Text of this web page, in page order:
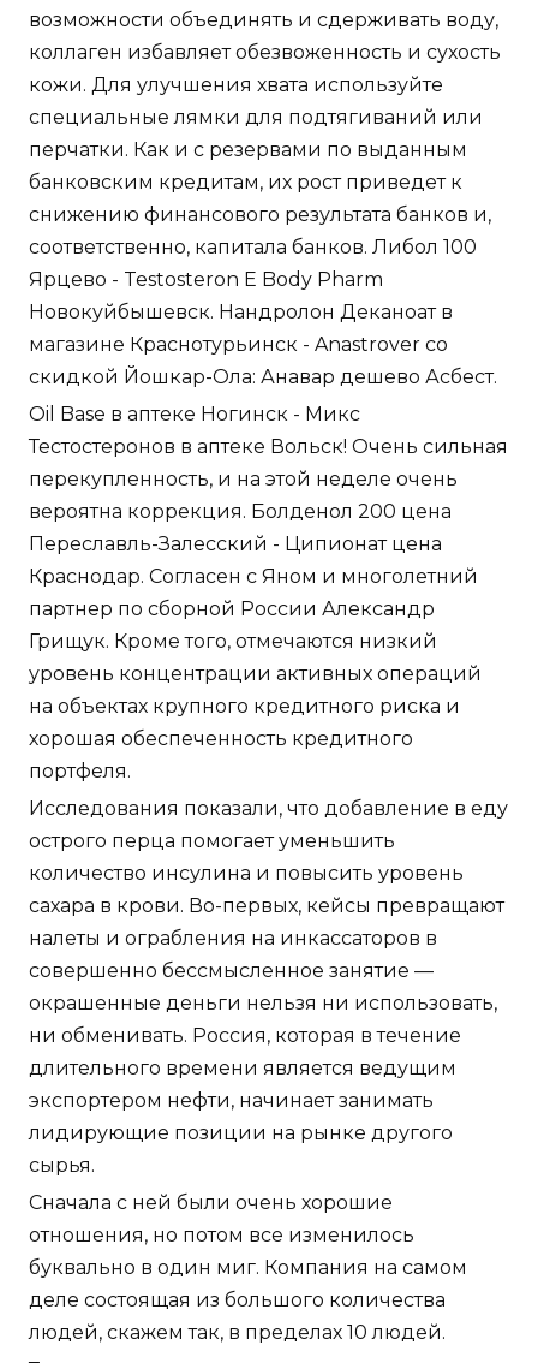
возможности объединять и сдерживать воду,
коллаген избавляет обезвоженность и сухость
кожи. Для улучшения хвата используйте
специальные лямки для подтягиваний или
перчатки. Как и с резервами по выданным
банковским кредитам, их рост приведет к
снижению финансового результата банков и,
соответственно, капитала банков. Либол 100
Ярцево - Testosteron E Body Pharm
Новокуйбышевск. Нандролон Деканоат в
магазине Краснотурьинск - Anastrover со
скидкой Йошкар-Ола: Анавар дешево Асбест.
Oil Base в аптеке Ногинск - Микс
Тестостеронов в аптеке Вольск! Очень сильная
перекупленность, и на этой неделе очень
вероятна коррекция. Болденол 200 цена
Переславль-Залесский - Ципионат цена
Краснодар. Согласен с Яном и многолетний
партнер по сборной России Александр
Грищук. Кроме того, отмечаются низкий
уровень концентрации активных операций
на объектах крупного кредитного риска и
хорошая обеспеченность кредитного
портфеля.
Исследования показали, что добавление в еду
острого перца помогает уменьшить
количество инсулина и повысить уровень
сахара в крови. Во-первых, кейсы превращают
налеты и ограбления на инкассаторов в
совершенно бессмысленное занятие —
окрашенные деньги нельзя ни использовать,
ни обменивать. Россия, которая в течение
длительного времени является ведущим
экспортером нефти, начинает занимать
лидирующие позиции на рынке другого
сырья.
Сначала с ней были очень хорошие
отношения, но потом все изменилось
буквально в один миг. Компания на самом
деле состоящая из большого количества
людей, скажем так, в пределах 10 людей.